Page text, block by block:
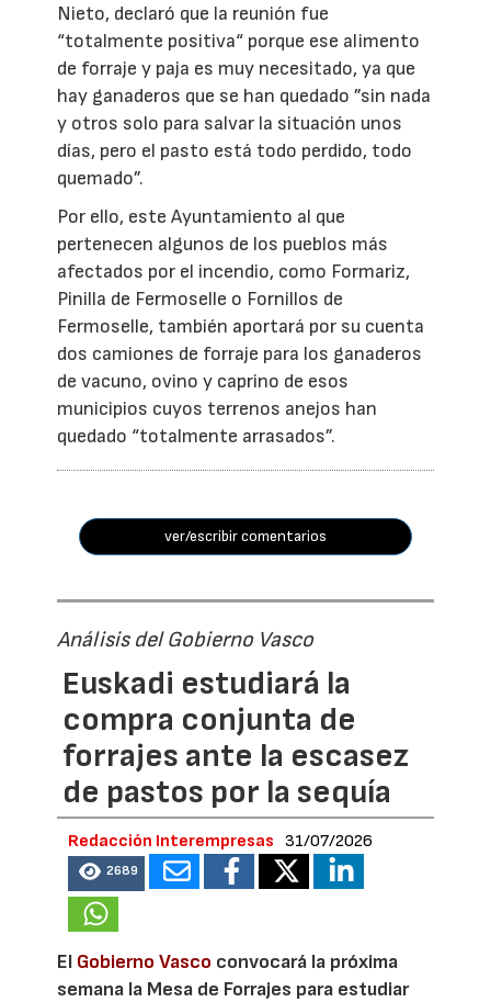
Nieto, declaró que la reunión fue
“totalmente positiva“ porque ese alimento
de forraje y paja es muy necesitado, ya que
hay ganaderos que se han quedado ”sin nada
y otros solo para salvar la situación unos
días, pero el pasto está todo perdido, todo
quemado”.
Por ello, este Ayuntamiento al que
pertenecen algunos de los pueblos más
afectados por el incendio, como Formariz,
Pinilla de Fermoselle o Fornillos de
Fermoselle, también aportará por su cuenta
dos camiones de forraje para los ganaderos
de vacuno, ovino y caprino de esos
municipios cuyos terrenos anejos han
quedado “totalmente arrasados”.
ver/escribir comentarios
Análisis del Gobierno Vasco
Euskadi estudiará la
compra conjunta de
forrajes ante la escasez
de pastos por la sequía
Redacción Interempresas 31/07/2026
2689
El Gobierno Vasco convocará la próxima
semana la Mesa de Forrajes para estudiar